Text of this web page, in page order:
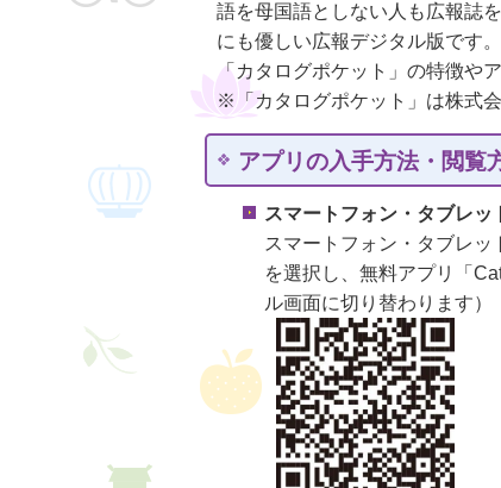
語を母国語としない人も広報誌
にも優しい広報デジタル版です。
「カタログポケット」の特徴や
※「カタログポケット」は株式
アプリの入手方法・閲覧
スマートフォン・タブレッ
スマートフォン・タブレ
を選択し、無料アプリ「
ル画面に切り替わります）